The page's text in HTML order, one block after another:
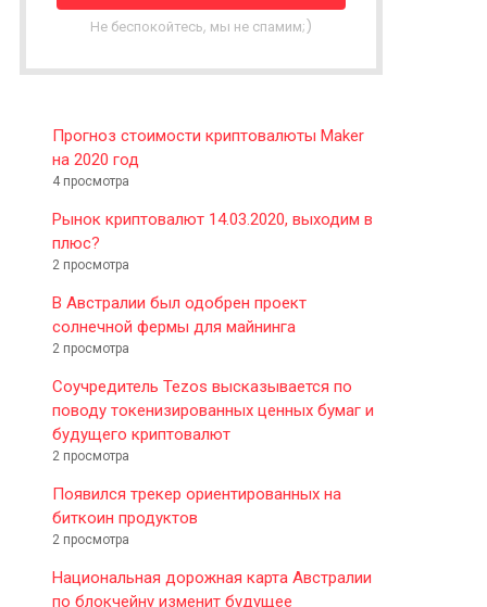
E
Не беспокойтесь, мы не спамим;)
Прогноз стоимости криптовалюты Maker
на 2020 год
4 просмотра
Рынок криптовалют 14.03.2020, выходим в
плюс?
2 просмотра
В Австралии был одобрен проект
солнечной фермы для майнинга
2 просмотра
Соучредитель Tezos высказывается по
поводу токенизированных ценных бумаг и
будущего криптовалют
2 просмотра
Появился трекер ориентированных на
биткоин продуктов
2 просмотра
Национальная дорожная карта Австралии
по блокчейну изменит будущее